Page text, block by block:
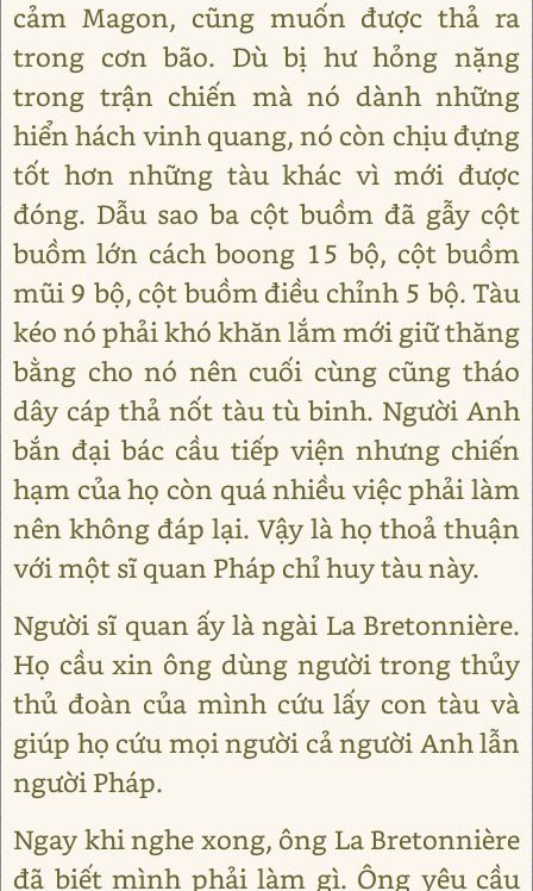
cảm Magon, cũng muốn được thả ra
trong cơn bão. Dù bị hư hỏng nặng
trong trận chiến mà nó dành những
hiển hách vinh quang, nó còn chịu đựng
tốt hơn những tàu khác vì mới được
đóng. Dẫu sao ba cột buồm đã gẫy cột
buồm lớn cách boong 15 bộ, cột buồm
mũi 9 bộ, cột buồm điều chỉnh 5 bộ. Tàu
kéo nó phải khó khăn lắm mới giữ thăng
bằng cho nó nên cuối cùng cũng tháo
dây cáp thả nốt tàu tù binh. Người Anh
bắn đại bác cầu tiếp viện nhưng chiến
hạm của họ còn quá nhiều việc phải làm
nên không đáp lại. Vậy là họ thoả thuận
với một sĩ quan Pháp chỉ huy tàu này.
Người sĩ quan ấy là ngài La Bretonnière.
Họ cầu xin ông dùng người trong thủy
thủ đoàn của mình cứu lấy con tàu và
giúp họ cứu mọi người cả người Anh lẫn
người Pháp.
Ngay khi nghe xong, ông La Bretonnière
đã biết mình phải làm gì. Ông yêu cầu